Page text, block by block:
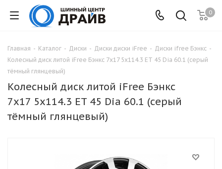
0
Главная - Каталог - Диски - Диски диски iFree - Диски ifree Бэнкс -
Колесный диск литой iFree Бэнкс 7x17 5x114.3 ET 45 Dia 60.1 (серый
тёмный глянцевый)
Колесный диск литой iFree Бэнкс
7x17 5x114.3 ET 45 Dia 60.1 (серый
тёмный глянцевый)